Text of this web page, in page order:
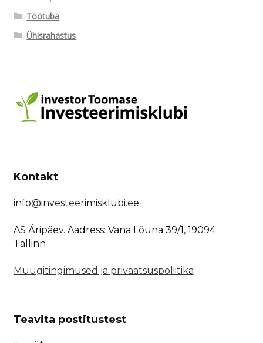
Töötuba
Ühisrahastus
Kontakt
info@investeerimisklubi.ee
AS Äripäev. Aadress: Vana Lõuna 39/1, 19094
Tallinn
Müügitingimused ja privaatsuspoliitika
Teavita postitustest